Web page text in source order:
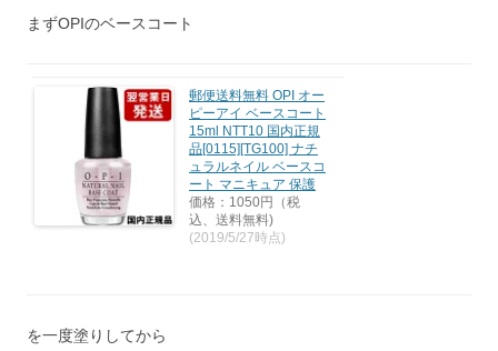
まずOPIのベースコート
郵便送料無料 OPI オー
ピーアイ ベースコート
15ml NTT10 国内正規
品[0115][TG100] ナチ
ュラルネイル ベースコ
ート マニキュア 保護
価格：1050円（税
込、送料無料)
(2019/5/27時点)
を一度塗りしてから